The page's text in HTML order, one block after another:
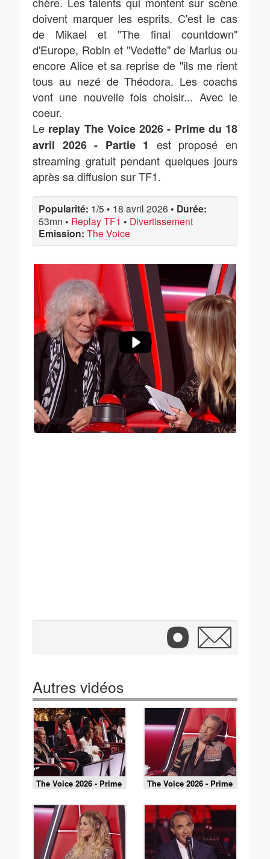
doivent marquer les esprits. C'est le cas
de Mikael et "The final countdown"
d'Europe, Robin et "Vedette" de Marius ou
encore Alice et sa reprise de "ils me rient
tous au nezé de Théodora. Les coachs
vont une nouvelle fois choisir... Avec le
coeur.
Le replay The Voice 2026 - Prime du 18
avril 2026 - Partie 1
est proposé en
streaming gratuit pendant quelques jours
après sa diffusion sur TF1.
Popularité: 1/5 • 18 avril 2026 • Durée:
53mn • Replay TF1 • Divertissement
Emission: The Voice
Autres vidéos
The Voice 2026 - Prime
du 30 mai 2026 - Partie
3
The Voice 2026 - Prime
du 30 mai 2026 - Partie
2